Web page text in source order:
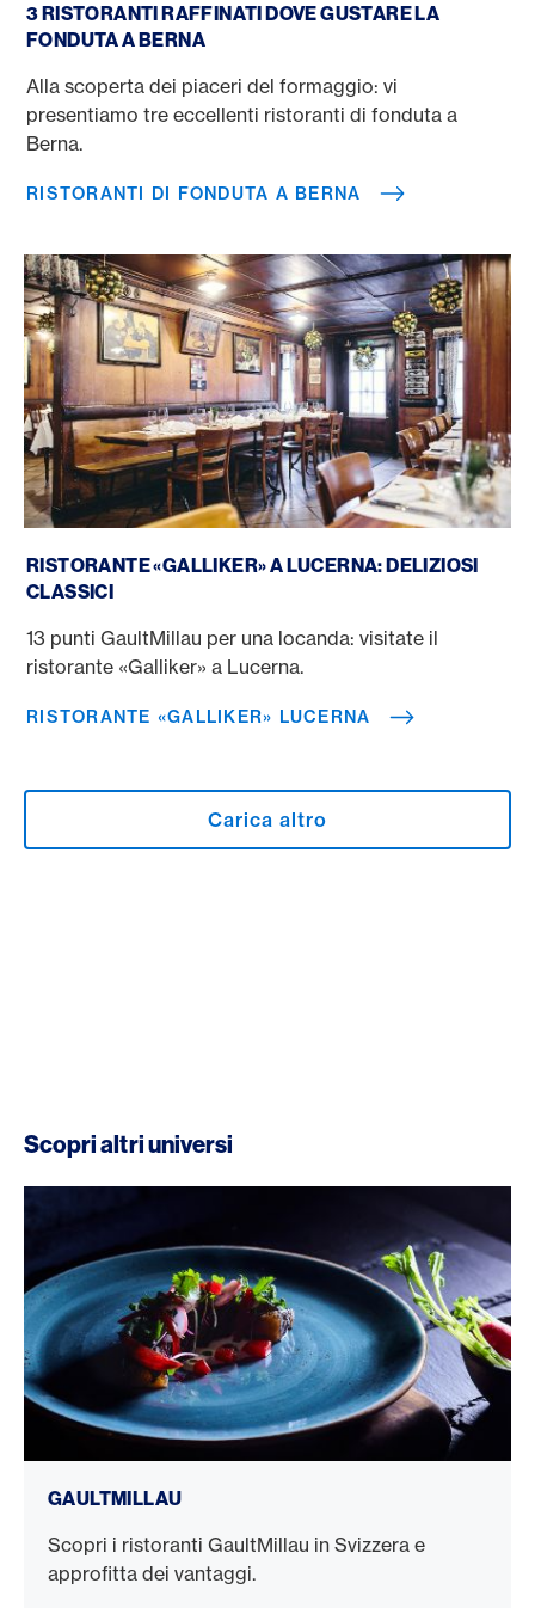
3 RISTORANTI RAFFINATI DOVE GUSTARE LA
FONDUTA A BERNA
Alla scoperta dei piaceri del formaggio: vi
presentiamo tre eccellenti ristoranti di fonduta a
Berna.
RISTORANTI DI FONDUTA A BERNA
RISTORANTE «GALLIKER» A LUCERNA: DELIZIOSI
CLASSICI
13 punti GaultMillau per una locanda: visitate il
ristorante «Galliker» a Lucerna.
RISTORANTE «GALLIKER» LUCERNA
Carica altro
Scopri altri universi
GAULTMILLAU
Scopri i ristoranti GaultMillau in Svizzera e
approfitta dei vantaggi.